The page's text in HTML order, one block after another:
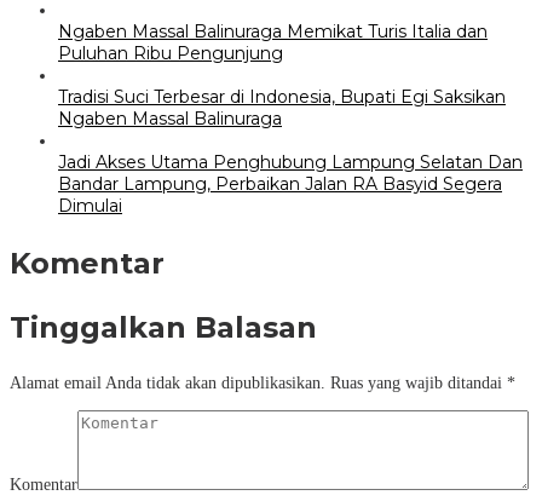
Ngaben Massal Balinuraga Memikat Turis Italia dan
Puluhan Ribu Pengunjung
Tradisi Suci Terbesar di Indonesia, Bupati Egi Saksikan
Ngaben Massal Balinuraga
Jadi Akses Utama Penghubung Lampung Selatan Dan
Bandar Lampung, Perbaikan Jalan RA Basyid Segera
Dimulai
Komentar
Tinggalkan Balasan
Alamat email Anda tidak akan dipublikasikan. Ruas yang wajib ditandai *
Komentar